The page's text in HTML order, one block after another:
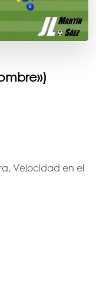
Velocidad en el